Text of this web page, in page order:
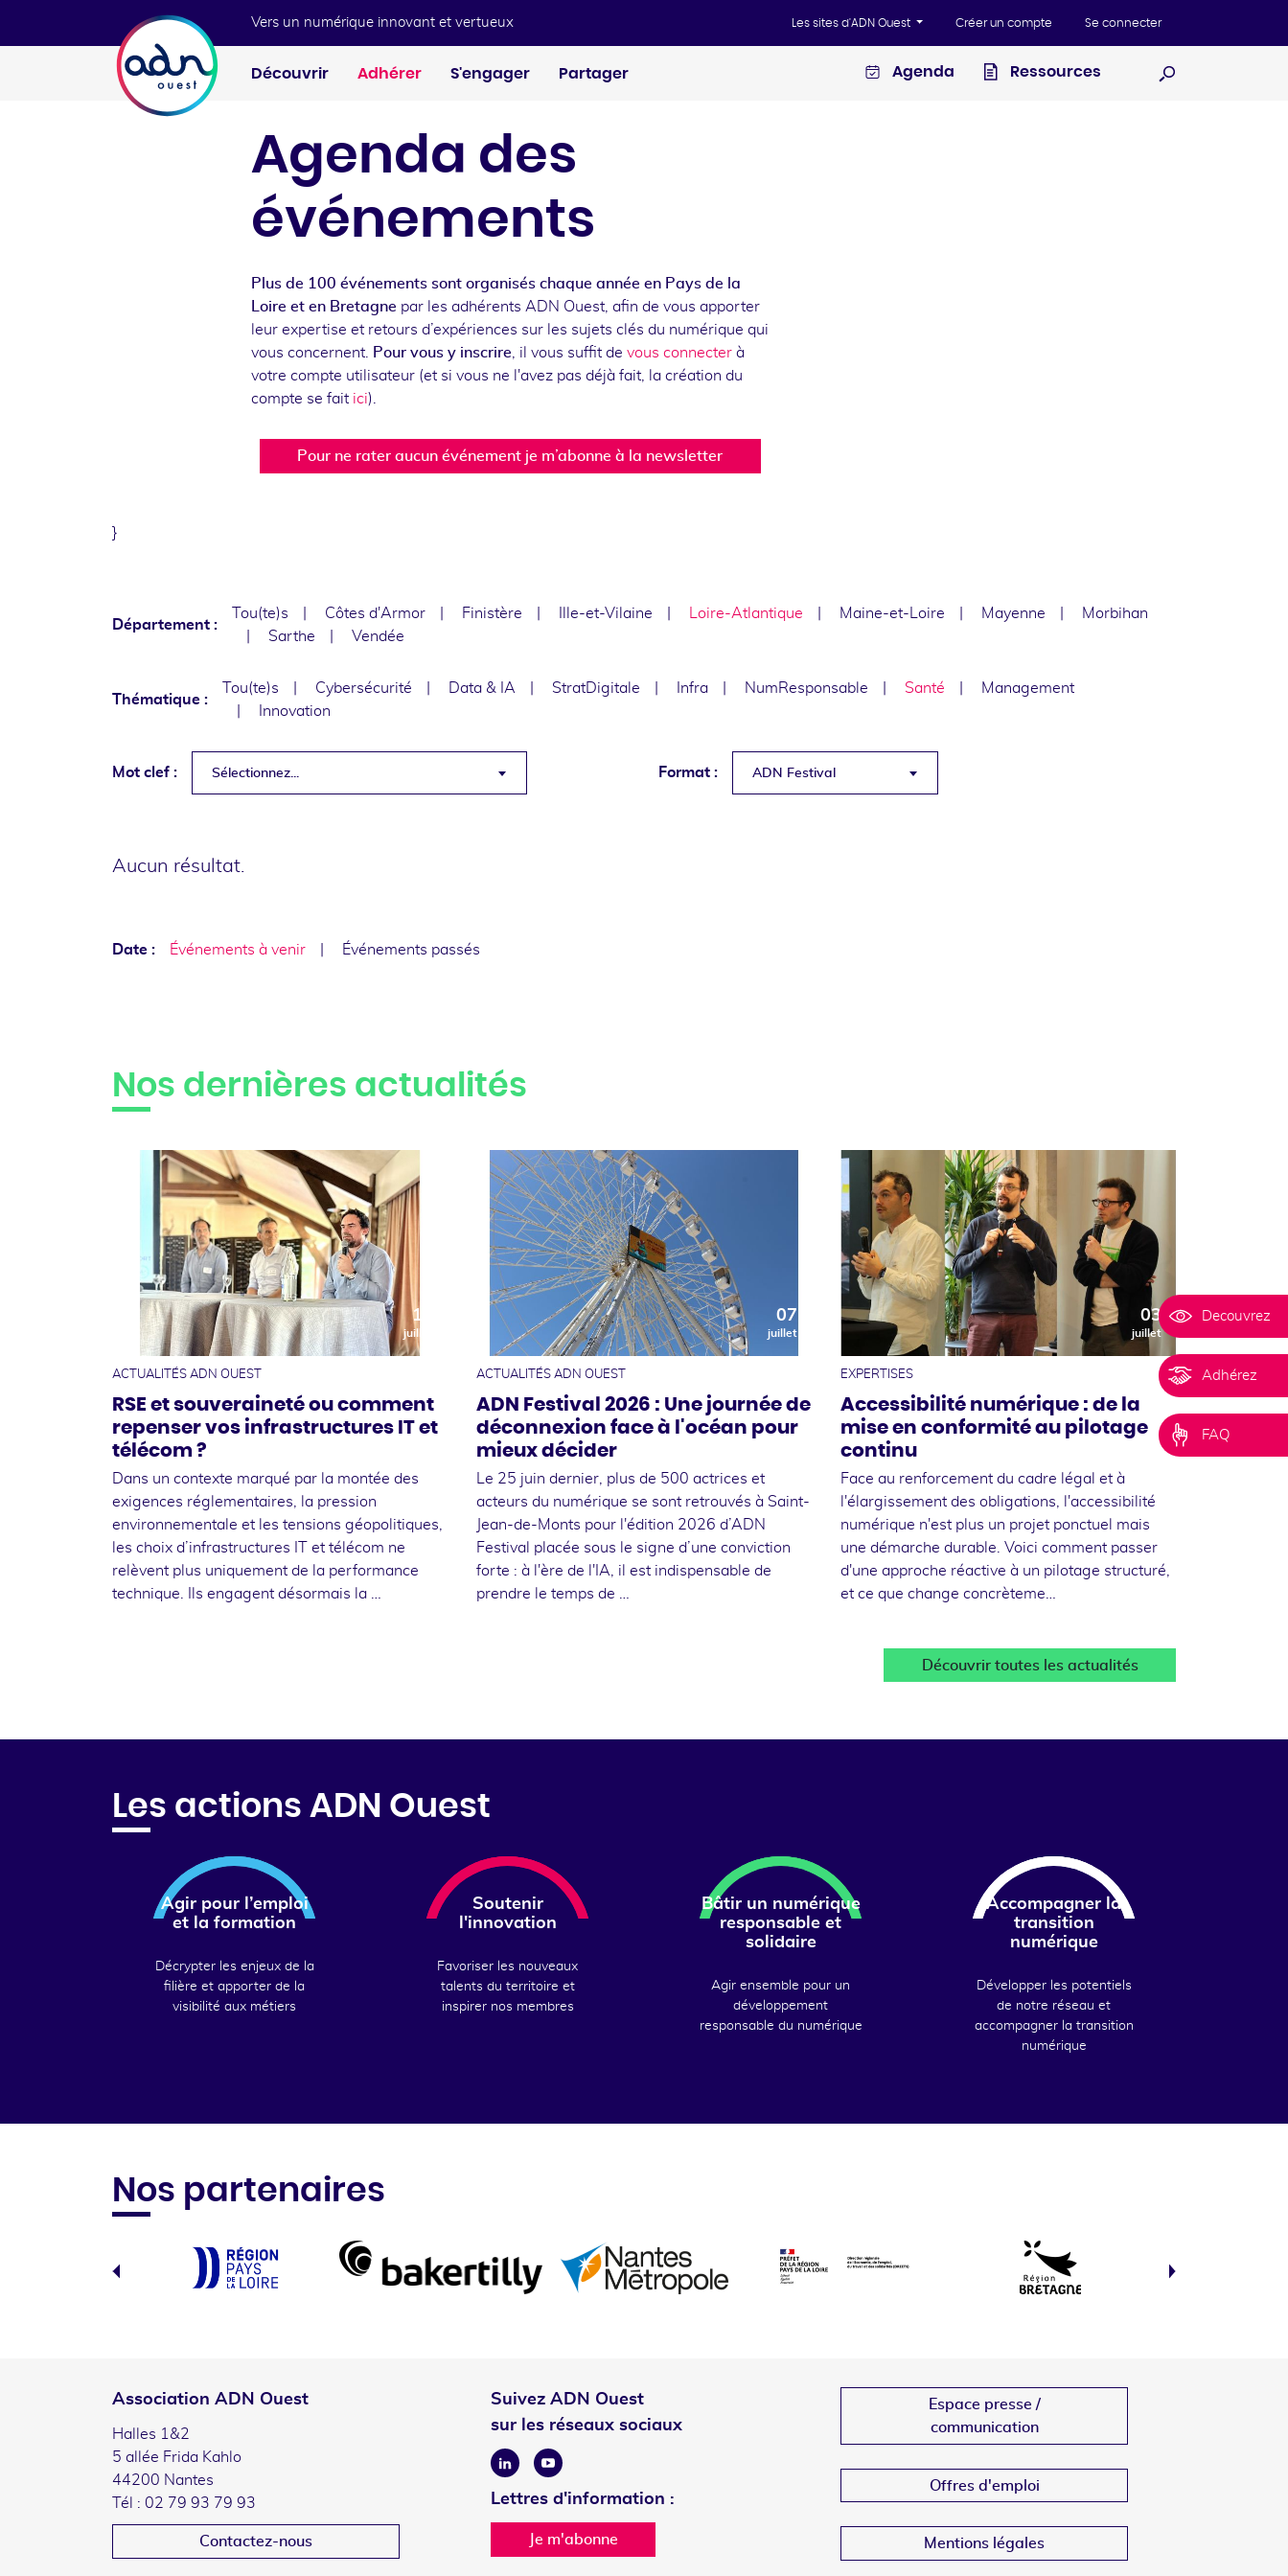
Vers un numérique innovant et vertueux Les sites d'ADN Ouest Créer un compte Se connecter
Découvrir Adhérer S'engager Partager Agenda
Ressources
Agenda des
événements
Plus de 100 événements sont organisés chaque année en Pays de la
Loire et en Bretagne par les adhérents ADN Ouest, afin de vous apporter
leur expertise et retours d’expériences sur les sujets clés du numérique qui
vous concernent. Pour vous y inscrire, il vous suffit de vous connecter à
votre compte utilisateur (et si vous ne l'avez pas déjà fait, la création du
compte se fait ici).
Pour ne rater aucun événement je m’abonne à la newsletter
}
Département :
Tou(te)s Côtes d'Armor Finistère Ille-et-Vilaine Loire-Atlantique Maine-et-Loire Mayenne
Morbihan
Sarthe
Vendée
Thématique :
Tou(te)s Cybersécurité Data & IA StratDigitale Infra NumResponsable Santé
Management
Innovation
Mot clef : Sélectionnez... Format : ADN Festival
Aucun résultat.
Date : Événements à venir Événements passés
Decouvrez
Adhérez
FAQ
Nos dernières actualités
10
juillet
ACTUALITÉS ADN OUEST
RSE et souveraineté ou comment
repenser vos infrastructures IT et
télécom ?
Dans un contexte marqué par la montée des
exigences réglementaires, la pression
environnementale et les tensions géopolitiques,
les choix d’infrastructures IT et télécom ne
relèvent plus uniquement de la performance
technique. Ils engagent désormais la …
07
juillet
ACTUALITÉS ADN OUEST
ADN Festival 2026 : Une journée de
déconnexion face à l'océan pour
mieux décider
Le 25 juin dernier, plus de 500 actrices et
acteurs du numérique se sont retrouvés à Saint-
Jean-de-Monts pour l'édition 2026 d’ADN
Festival placée sous le signe d’une conviction
forte : à l'ère de l'IA, il est indispensable de
prendre le temps de …
03
juillet
EXPERTISES
Accessibilité numérique : de la
mise en conformité au pilotage
continu
Face au renforcement du cadre légal et à
l'élargissement des obligations, l'accessibilité
numérique n'est plus un projet ponctuel mais
une démarche durable. Voici comment passer
d'une approche réactive à un pilotage structuré,
et ce que change concrèteme…
Découvrir toutes les actualités
Les actions ADN Ouest
Agir pour l’emploi
et la formation
Décrypter les enjeux de la
filière et apporter de la
visibilité aux métiers
Soutenir
l'innovation
Favoriser les nouveaux
talents du territoire et
inspirer nos membres
Bâtir un numérique
responsable et
solidaire
Agir ensemble pour un
développement
responsable du numérique
Accompagner la
transition
numérique
Développer les potentiels
de notre réseau et
accompagner la transition
numérique
Nos partenaires
Association ADN Ouest
Halles 1&2
5 allée Frida Kahlo
44200 Nantes
Tél : 02 79 93 79 93
Contactez-nous
Suivez ADN Ouest
sur les réseaux sociaux
LinkedinYoutube
Lettres d'information :
Je m'abonne
Espace presse /
communication
Offres d'emploi
Mentions légales